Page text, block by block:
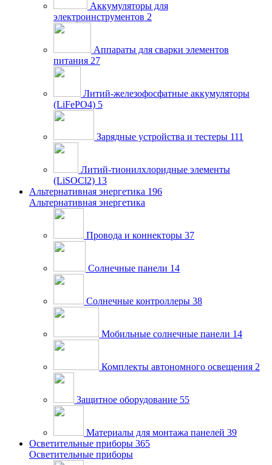
Аккумуляторы для
электроинструментов 2
Аппараты для сварки элементов
питания 27
Литий-железофосфатные аккумуляторы
(LiFePO4) 5
Зарядные устройства и тестеры 111
Литий-тионилхлоридные элементы
(LiSOCl2) 13
Альтернативная энергетика 196
Альтернативная энергетика
Провода и коннекторы 37
Солнечные панели 14
Солнечные контроллеры 38
Мобильные солнечные панели 14
Комплекты автономного освещения 2
Защитное оборудование 55
Материалы для монтажа панелей 39
Осветительные приборы 365
Осветительные приборы